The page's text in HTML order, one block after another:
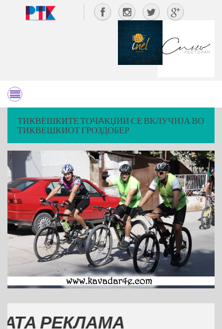
ТИКВЕШКИТЕ ТОЧAКЏИИ СЕ ВКЛУЧИЈА ВО
ТИКВЕШКИОТ ГРОЗДОБЕР